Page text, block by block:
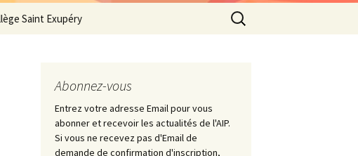
Saint Exupéry
pratiques Collège
Rechercher :
Abonnez-vous
Entrez votre adresse Email pour vous
abonner et recevoir les actualités de l'AIP.
Si vous ne recevez pas d'Email de
demande de confirmation d'inscription,